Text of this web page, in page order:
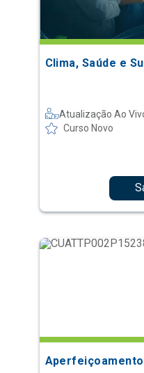
Clima, Saúde e
Atualização Ao
Curso Novo